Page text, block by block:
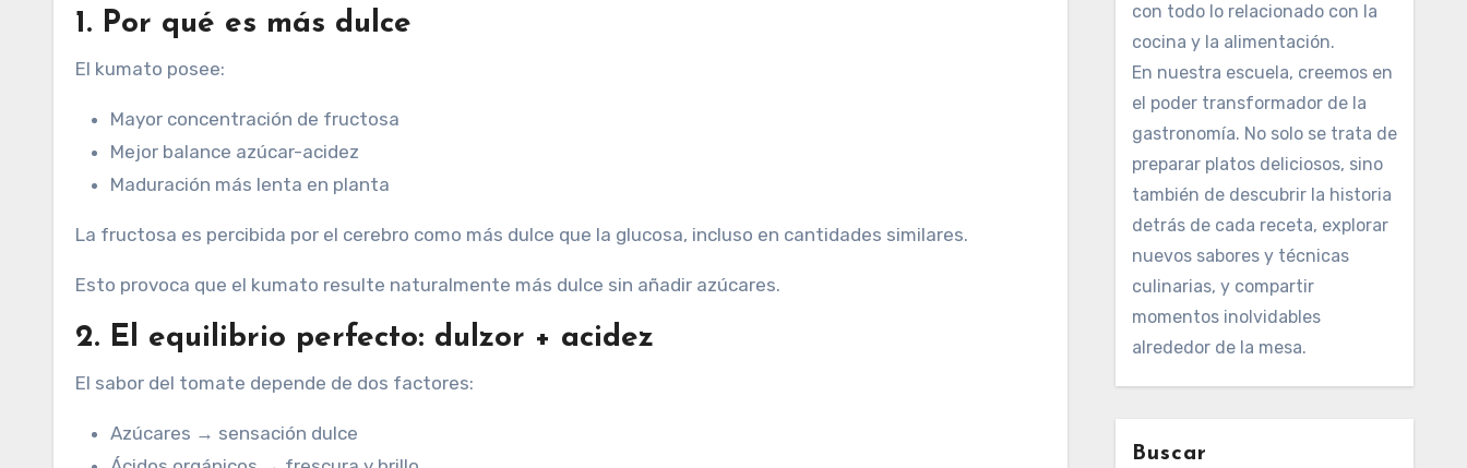
1. Por qué es más dulce
El kumato posee:
Mayor concentración de fructosa
Mejor balance azúcar-acidez
Maduración más lenta en planta
La fructosa es percibida por el cerebro como más dulce que la glucosa, incluso en cantidades similares.
Esto provoca que el kumato resulte naturalmente más dulce sin añadir azúcares.
2. El equilibrio perfecto: dulzor + acidez
El sabor del tomate depende de dos factores:
Azúcares → sensación dulce
con todo lo relacionado con la
cocina y la alimentación.
En nuestra escuela, creemos en
el poder transformador de la
gastronomía. No solo se trata de
preparar platos deliciosos, sino
también de descubrir la historia
detrás de cada receta, explorar
nuevos sabores y técnicas
culinarias, y compartir
momentos inolvidables
alrededor de la mesa.
Buscar